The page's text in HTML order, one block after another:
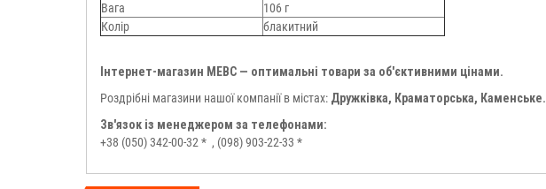
Вага
106 г
Колір
блакитний
Інтернет-магазин МЕВС — оптимальні товари за об'єктивними цінами.
Роздрібні магазини нашої компанії в містах: Дружківка, Краматорська, Каменське.
Зв'язок із менеджером за телефонами:
+38 (050) 342-00-32 * , (098) 903-22-33 *